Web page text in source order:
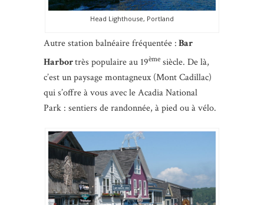
Head Lighthouse, Portland
Autre station balnéaire fréquentée :Bar
Harbortrès populaire au 19ème siècle. De là,
c’est un paysage montagneux (Mont Cadillac)
qui s’offre à vous avec le Acadia National
Park : sentiers de randonnée, à pied ou à vélo.